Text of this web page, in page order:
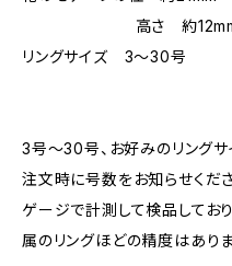
高さ 約
リングサイズ 3〜30号
3号〜30号、お好みのリングサ
注文時に号数をお知らせくださ
ゲージで計測して検品してお
属のリングほどの精度はありま